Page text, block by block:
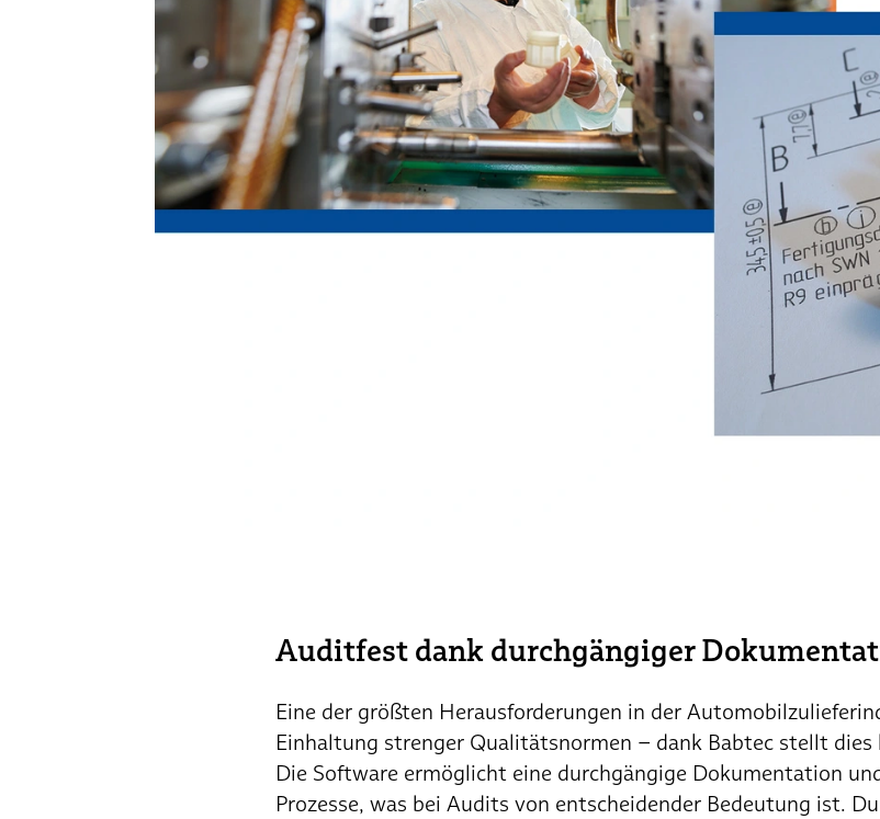
Auditfest dank durchgängiger
Eine der größten Herausforderungen in der
Einhaltung strenger Qualitätsnormen – dank Babtec stellt dies
Die Software ermöglicht eine durchgängige Dokumentation
Prozesse, was bei Audits von entscheidender Bedeutung ist.